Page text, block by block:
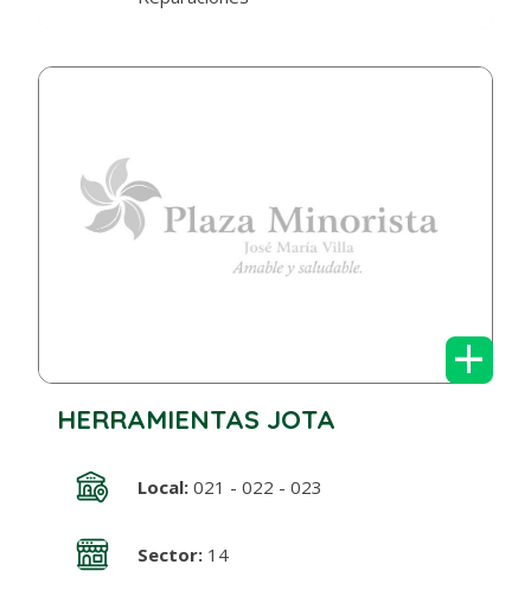
+
HERRAMIENTAS JOTA
Local:021 - 022 - 023
Sector:14